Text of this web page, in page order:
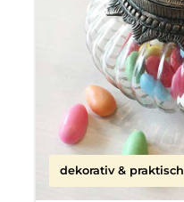
dekorativ & praktisch